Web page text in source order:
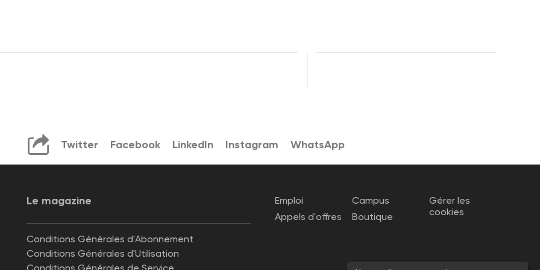
Twitter Facebook LinkedIn Instagram WhatsApp
Le magazine
Conditions Générales d'Abonnement
Conditions Générales d'Utilisation
Emploi
Appels d'offres
Campus
Boutique
Gérer les
cookies